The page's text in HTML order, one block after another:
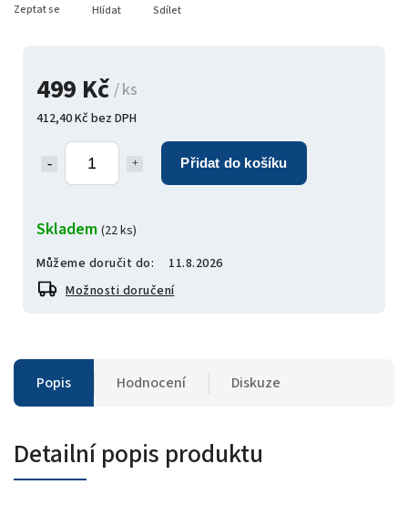
499 Kč / ks
412,40 Kč bez DPH
Přidat do košíku
Skladem (22 ks)
Můžeme doručit do:
11.8.2026
Možnosti doručení
Zeptat se Hlídat Sdílet
Popis Hodnocení Diskuze
Detailní popis produktu